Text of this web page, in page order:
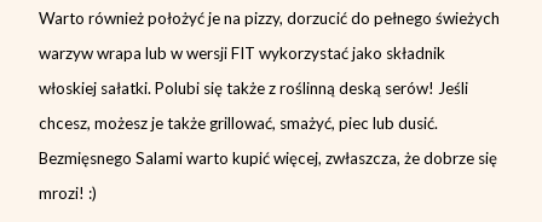
Warto również położyć je na pizzy, dorzucić do pełnego świeżych
warzyw wrapa lub w wersji FIT wykorzystać jako składnik
włoskiej sałatki. Polubi się także z roślinną deską serów! Jeśli
chcesz, możesz je także grillować, smażyć, piec lub dusić.
Bezmięsnego Salami warto kupić więcej, zwłaszcza, że dobrze się
mrozi! :)